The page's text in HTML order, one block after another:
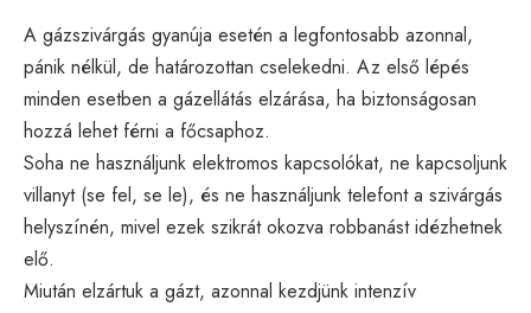
A gázszivárgás gyanúja esetén a legfontosabb azonnal,
pánik nélkül, de határozottan cselekedni. Az első lépés
minden esetben a gázellátás elzárása, ha biztonságosan
hozzá lehet férni a főcsaphoz.
Soha ne használjunk elektromos kapcsolókat, ne kapcsoljunk
villanyt (se fel, se le), és ne használjunk telefont a szivárgás
helyszínén, mivel ezek szikrát okozva robbanást idézhetnek
elő.
Miután elzártuk a gázt, azonnal kezdjünk intenzív